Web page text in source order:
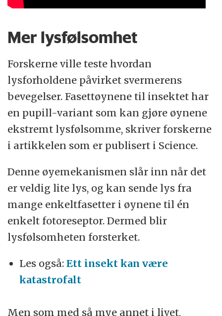
Mer lysfølsomhet
Forskerne ville teste hvordan
lysforholdene påvirket svermerens
bevegelser. Fasettøynene til insektet har
en pupill-variant som kan gjøre øynene
ekstremt lysfølsomme, skriver forskerne
i artikkelen som er publisert i Science.
Denne øyemekanismen slår inn når det
er veldig lite lys, og kan sende lys fra
mange enkeltfasetter i øynene til én
enkelt fotoreseptor. Dermed blir
lysfølsomheten forsterket.
Les også:Ett insekt kan være
katastrofalt
Men som med så mye annet i livet,